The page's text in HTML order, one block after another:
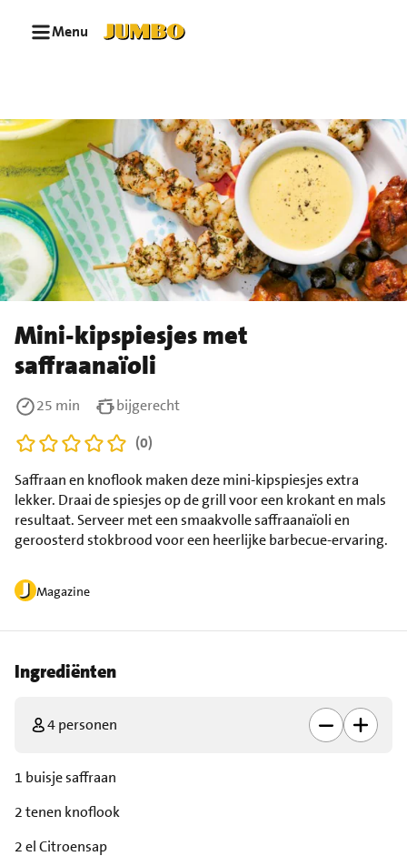
Menu
Mini-kipspiesjes met
saffraanaïoli
Magazine
Saffraan en knoflook maken deze mini-kipspiesjes extra
lekker. Draai de spiesjes op de grill voor een krokant en mals
resultaat. Serveer met een smaakvolle saffraanaïoli en
geroosterd stokbrood voor een heerlijke barbecue-ervaring.
25 min
bijgerecht
(0)
Ingrediënten
4 personen
1 buisje saffraan
2 tenen knoflook
2 el Citroensap